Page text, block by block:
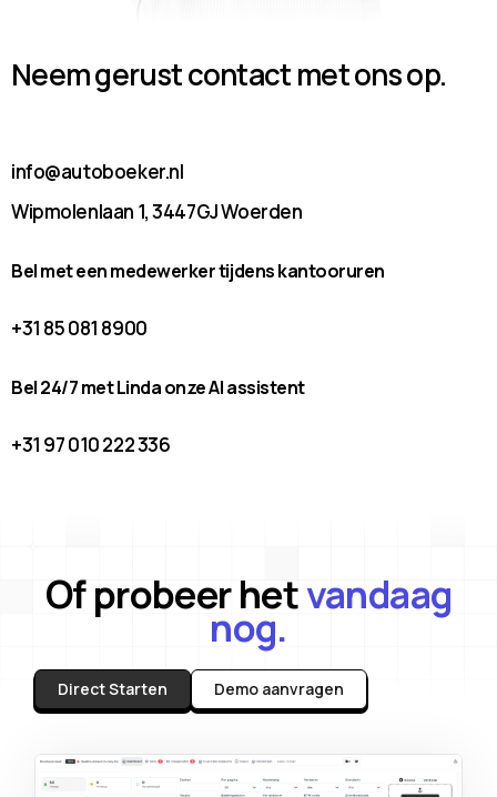
Neem gerust contact met ons op.
info@autoboeker.nl
Wipmolenlaan 1, 3447GJ Woerden
Bel met een medewerker tijdens kantooruren
+31 85 081 8900
Bel 24/7 met Linda onze AI assistent
+31 97 010 222 336
Of probeer hetvandaag
nog.
Direct Starten Demo aanvragen